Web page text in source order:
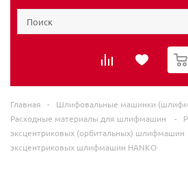
Главная - Шлифовальные машинки
Расходные материалы для шлифмашин
-
эксцентриковых (орбитальных) шлифмашин
эксцентриковых шлифмашин HANKO